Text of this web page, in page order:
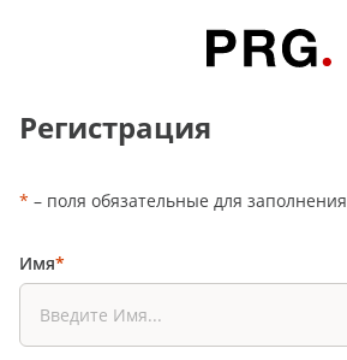
Регистрация
* – поля обязательные для заполнения
Имя*